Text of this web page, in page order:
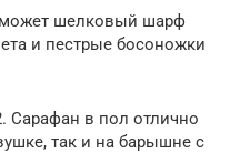
шелковый шарф
и пестрые босоножки
Сарафан в пол отлично
так и на барышне с